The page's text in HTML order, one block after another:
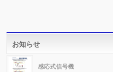
お知らせ
感応式信号機